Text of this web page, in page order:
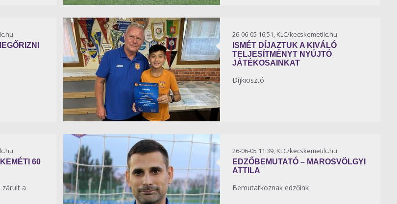
26-06-05 16:51, KLC/kecskemetilc.hu
ISMÉT DÍJAZTUK A KIVÁLÓ
TELJESÍTMÉNYT NYÚJTÓ
JÁTÉKOSAINKAT
Díjkiosztó
60
zárult a
26-06-05 11:39, KLC/kecskemetilc.hu
EDZŐBEMUTATÓ – MAROSVÖLGYI
ATTILA
Bemutatkoznak edzőink